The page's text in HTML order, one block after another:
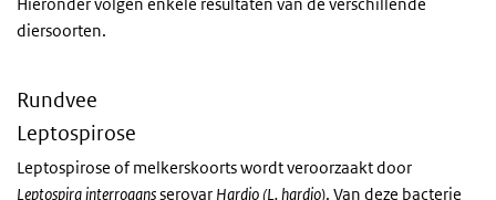
Hieronder volgen enkele resultaten van de verschillende
diersoorten.
Rundvee
Leptospirose
Leptospirose of melkerskoorts wordt veroorzaakt door
Leptospira interrogansserovar Hardjo(L. hardjo). Van deze bacterie